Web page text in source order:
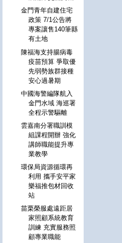
金門青年自建住宅
政策 7/1公告將
專案讓售140筆縣
有土地
陳福海支持腸病毒
疫苗預算 爭取優
先弱勢族群接種
安心過暑期
中國海警編隊航入
金門水域 海巡署
全程示警驅離
雲嘉南分署職訓模
組課程開辦 強化
講師職能提升專
業教學
環保局資源循環再
利用 攜手安平家
樂福推包材回收
站
苗栗榮服處遠距居
家照顧系統教育
訓練 充實服務照
顧專業職能